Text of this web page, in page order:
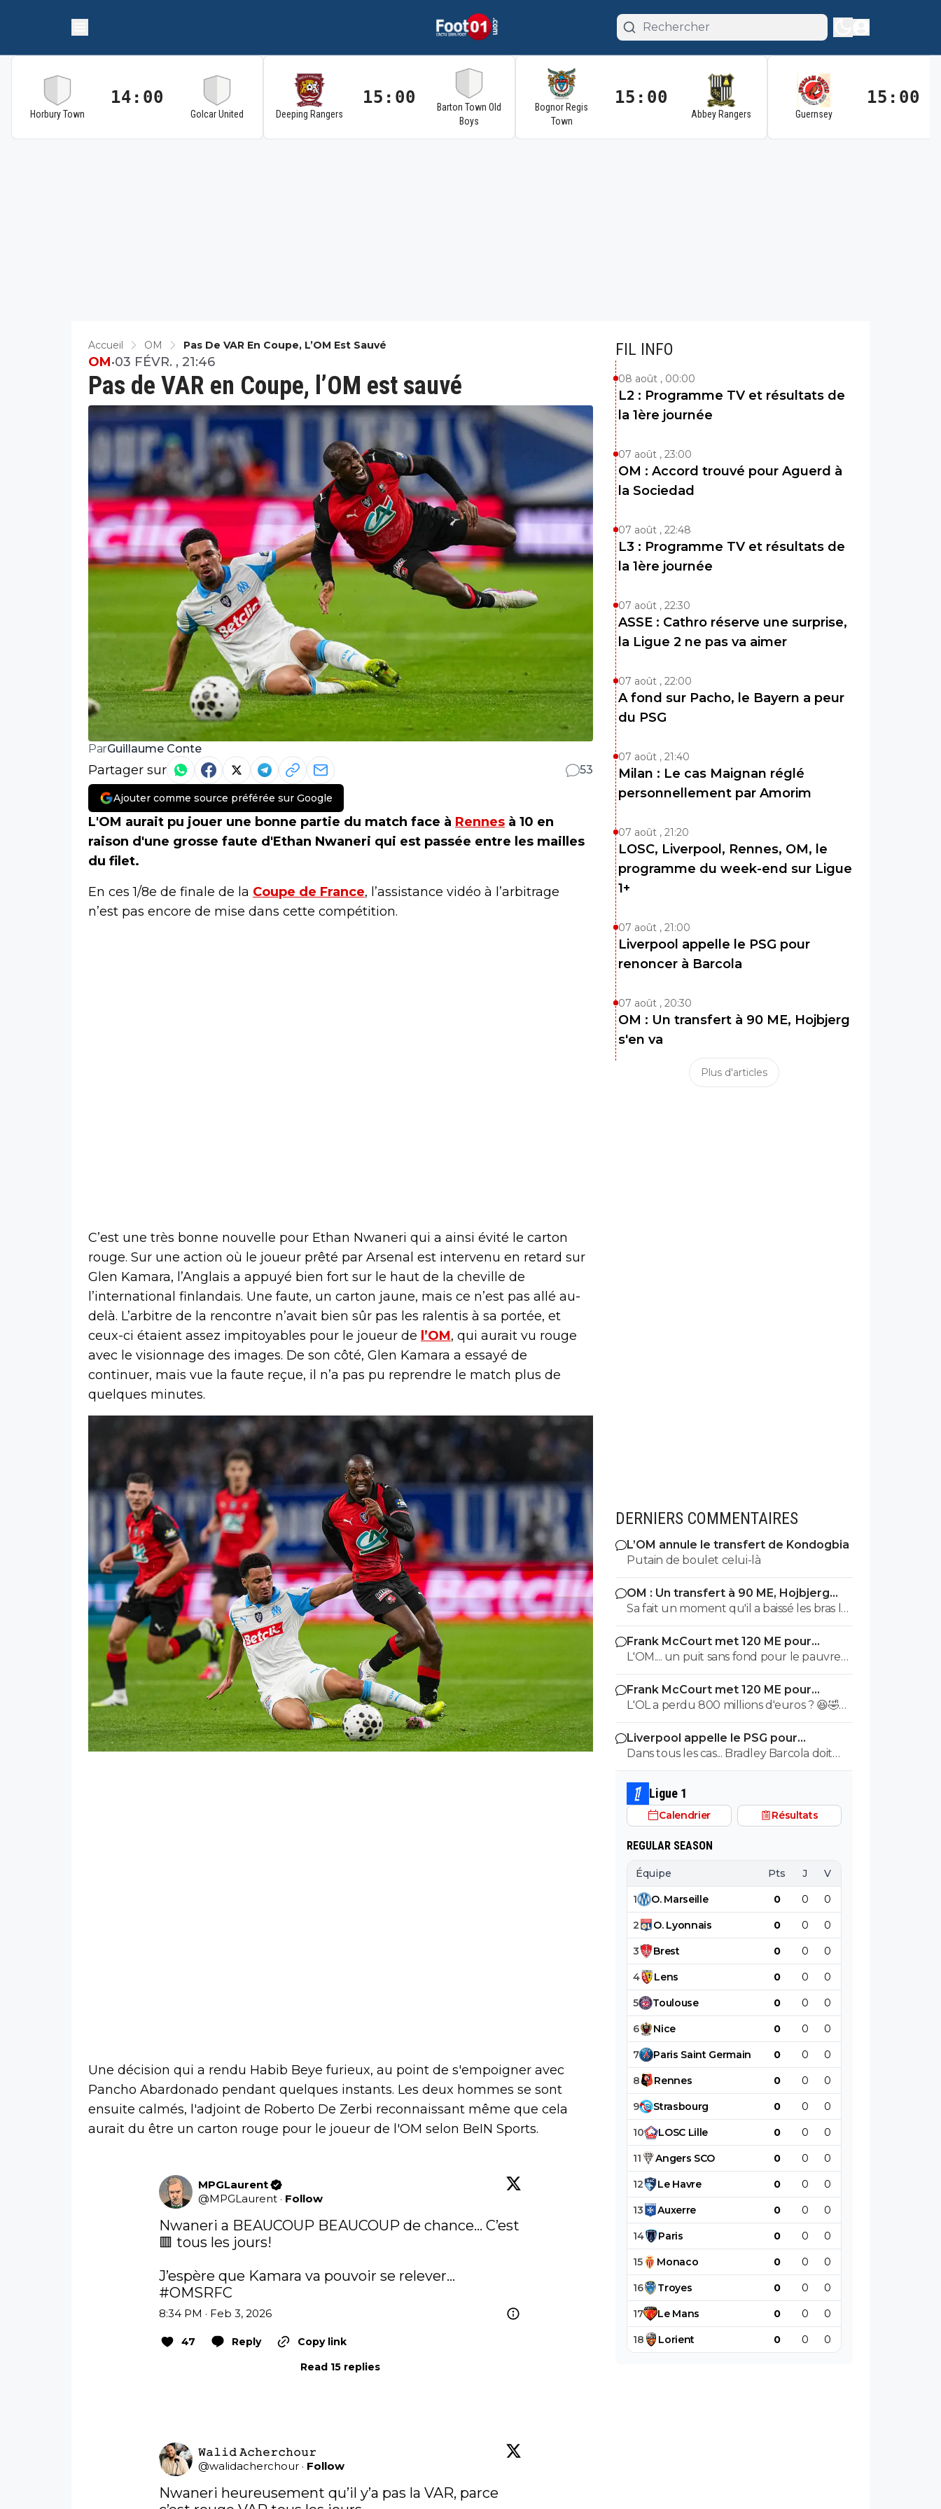
Horbury Town
14:00
Golcar United Deeping Rangers
15:00
Barton Town Old
Boys
Bognor Regis
Town
15:00
Abbey Rangers Guernsey
15:00
Accueil OM Pas De VAR En Coupe, L’OM Est Sauvé
Pas de VAR en Coupe, l’OM est sauvé
OM•03 FÉVR. , 21:46
ParGuillaume Conte
Partager sur 53
Ajouter comme source préférée sur Google
L'OM aurait pu jouer une bonne partie du match face à Rennes à 10 en
raison d'une grosse faute d'Ethan Nwaneri qui est passée entre les mailles
du filet.
En ces 1/8e de finale de la Coupe de France, l’assistance vidéo à l’arbitrage
n’est pas encore de mise dans cette compétition.
C’est une très bonne nouvelle pour Ethan Nwaneri qui a ainsi évité le carton
rouge. Sur une action où le joueur prêté par Arsenal est intervenu en retard sur
Glen Kamara, l’Anglais a appuyé bien fort sur le haut de la cheville de
l’international finlandais. Une faute, un carton jaune, mais ce n’est pas allé au-
delà. L’arbitre de la rencontre n’avait bien sûr pas les ralentis à sa portée, et
ceux-ci étaient assez impitoyables pour le joueur de l’OM, qui aurait vu rouge
avec le visionnage des images. De son côté, Glen Kamara a essayé de
continuer, mais vue la faute reçue, il n’a pas pu reprendre le match plus de
quelques minutes.
Une décision qui a rendu Habib Beye furieux, au point de s'empoigner avec
Pancho Abardonado pendant quelques instants. Les deux hommes se sont
ensuite calmés, l'adjoint de Roberto De Zerbi reconnaissant même que cela
aurait du être un carton rouge pour le joueur de l'OM selon BeIN Sports.
MPGLaurent
@MPGLaurent · Follow
Nwaneri a BEAUCOUP BEAUCOUP de chance… C’est
🟥 tous les jours!
#OMSRFC
8:34 PM · Feb 3, 2026
47 Reply
Copy link
Read 15 replies
𝚆𝚊𝚕𝚒𝚍 𝙰𝚌𝚑𝚎𝚛𝚌𝚑𝚘𝚞𝚛
@walidacherchour · Follow
Nwaneri heureusement qu’il y’a pas la VAR, parce
FIL INFO
08 août , 00:00
L2 : Programme TV et résultats de
la 1ère journée
07 août , 23:00
OM : Accord trouvé pour Aguerd à
la Sociedad
07 août , 22:48
L3 : Programme TV et résultats de
la 1ère journée
07 août , 22:30
ASSE : Cathro réserve une surprise,
la Ligue 2 ne pas va aimer
07 août , 22:00
A fond sur Pacho, le Bayern a peur
du PSG
07 août , 21:40
Milan : Le cas Maignan réglé
personnellement par Amorim
07 août , 21:20
LOSC, Liverpool, Rennes, OM, le
programme du week-end sur Ligue
1+
07 août , 21:00
Liverpool appelle le PSG pour
renoncer à Barcola
07 août , 20:30
OM : Un transfert à 90 ME, Hojbjerg
s'en va
Plus d'articles
DERNIERS COMMENTAIRES
L’OM annule le transfert de Kondogbia
Putain de boulet celui-là
OM : Un transfert à 90 ME, Hojbjerg
s'en va
Sa fait un moment qu'il a baissé les bras la
première saison il etait top mais depuis
quelques match etait en dessus. Merci et
bon vent a lui pour le reste de sa carrière
...
Frank McCourt met 120 ME pour
sauver l’OM !
L'OM.... un puit sans fond pour le pauvre
Frank McCourt.
Frank McCourt met 120 ME pour
sauver l’OM !
L'OL a perdu 800 millions d'euros ? 😆🤣😂
Pourquoi pas un milliard tant que tu y es !
^^
Liverpool appelle le PSG pour
renoncer à Barcola
Dans tous les cas... Bradley Barcola doit
être très inquiet. Ce qui est vraiment
compréhensible lorsque l'on sait
comment le PSG a traiter Kylian Mbappé
lorsqu'il avait voulu quitter le PSG.
Ligue 1
Calendrier Résultats
REGULAR SEASON
Équipe Pts J V
1 O. Marseille 0 0 0
2 O. Lyonnais 0 0 0
3 Brest 0 0 0
4 Lens 0 0 0
5 Toulouse 0 0 0
6 Nice 0 0 0
7 Paris Saint Germain 0 0 0
8 Rennes 0 0 0
9 Strasbourg 0 0 0
10 LOSC Lille 0 0 0
11 Angers SCO 0 0 0
12 Le Havre 0 0 0
13 Auxerre 0 0 0
14 Paris 0 0 0
15 Monaco 0 0 0
16 Troyes 0 0 0
17 Le Mans 0 0 0
18 Lorient 0 0 0